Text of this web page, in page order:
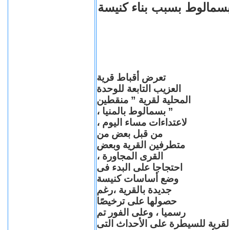
بسبب بناء كنيسة
تعرض أقباط قرية
العزيب التابعة للوحدة
المحلية لقرية ” منقطين
” بسمالوط بالمنيا ،
لاعتداءات مساء اليوم ،
من قبل بعض من
متطرفين القرية وبعض
القرى المجاورة ،
احتجاجا على البدء فى
وضع أساسات كنيسة
جديدة بالقرية ،رغم
حصولها على ترخيصًا
رسميا ، وعلى الفور تم
للسيطرة على الأحداث التى